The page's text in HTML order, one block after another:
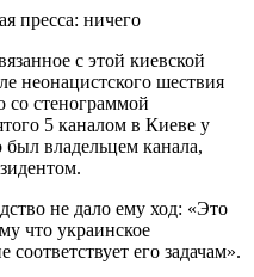
пресса: ничего
с этой киевской
неонацистского шествия
стенограммой
5 каналом в Киеве у
владельцем канала,
не дало ему ход: «Это
что украинское
его задачам».